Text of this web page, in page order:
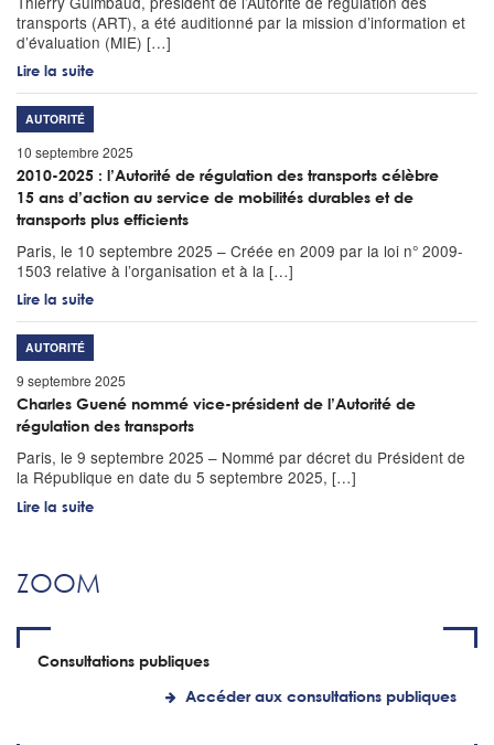
transports (ART), a été auditionné par la mission d’information et
d’évaluation (MIE) […]
Lire la suite
AUTORITÉ
10 septembre 2025
2010-2025 : l’Autorité de régulation des transports célèbre
15 ans d’action au service de mobilités durables et de
transports plus efficients
Paris, le 10 septembre 2025 – Créée en 2009 par la loi n° 2009-
1503 relative à l’organisation et à la […]
Lire la suite
AUTORITÉ
9 septembre 2025
Charles Guené nommé vice-président de l’Autorité de
régulation des transports
Paris, le 9 septembre 2025 – Nommé par décret du Président de
la République en date du 5 septembre 2025, […]
Lire la suite
ZOOM
Consultations publiques
Accéder aux consultations publiques